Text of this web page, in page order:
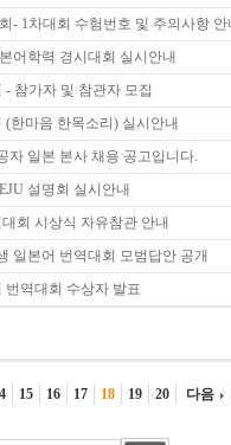
- 1차대회 수험번호 및 주의사항 안
어학력 경시대회 실시안내
- 참가자 및 참관자 모집
(한마음 한목소리) 실시안내
자 일본 본사 채용 공고입니다.
설명회 실시안내
회 시상식 자유참관 안내
일본어 번역대회 모범답안 공개
번역대회 수상자 발표
15 16 17 18 19 20 다음